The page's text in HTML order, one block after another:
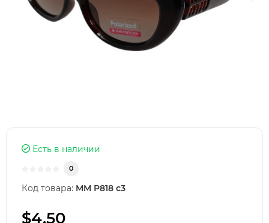
Есть в наличии
0
Код товара: MM P818 c3
$4.50